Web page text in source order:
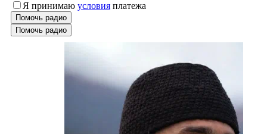
Я принимаю условия платежа
Помочь радио
Помочь радио